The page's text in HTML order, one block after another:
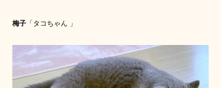
梅子「タコちゃん 」